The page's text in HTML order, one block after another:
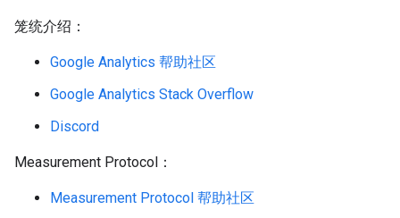
笼统介绍：
Google Analytics 帮助社区
Google Analytics Stack Overflow
Discord
Measurement Protocol：
Measurement Protocol 帮助社区